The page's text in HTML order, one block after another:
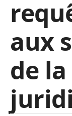
aux
de